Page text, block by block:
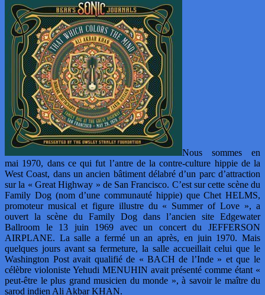
Nous sommes en
mai 1970, dans ce qui fut l’antre de la contre-culture hippie de la
West Coast, dans un ancien bâtiment délabré d’un parc d’attraction
sur la « Great Highway » de San Francisco. C’est sur cette scène du
Family Dog (nom d’une communauté hippie) que Chet HELMS,
promoteur musical et figure illustre du « Summer of Love », a
ouvert la scène du Family Dog dans l’ancien site Edgewater
Ballroom le 13 juin 1969 avec un concert du JEFFERSON
AIRPLANE. La salle a fermé un an après, en juin 1970. Mais
quelques jours avant sa fermeture, la salle accueillait celui que le
Washington Post avait qualifié de « BACH de l’Inde » et que le
célèbre violoniste Yehudi MENUHIN avait présenté comme étant «
peut-être le plus grand musicien du monde », à savoir le maître du
sarod indien Ali Akbar KHAN.